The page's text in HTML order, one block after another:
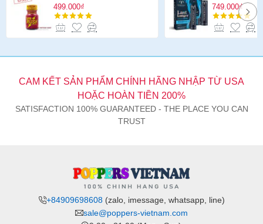
499.000₫ 749.000₫
CAM KẾT SẢN PHẨM CHÍNH HÃNG NHẬP TỪ USA
HOẶC HOÀN TIỀN 200%
SATISFACTION 100% GUARANTEED - THE PLACE YOU CAN
TRUST
+84909698608(zalo, imessage, whatsapp, line)
sale@poppers-vietnam.com